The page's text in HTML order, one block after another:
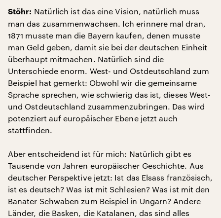
Stöhr: Natürlich ist das eine Vision, natürlich muss
man das zusammenwachsen. Ich erinnere mal dran,
1871 musste man die Bayern kaufen, denen musste
man Geld geben, damit sie bei der deutschen Einheit
überhaupt mitmachen. Natürlich sind die
Unterschiede enorm. West- und Ostdeutschland zum
Beispiel hat gemerkt: Obwohl wir die gemeinsame
Sprache sprechen, wie schwierig das ist, dieses West-
und Ostdeutschland zusammenzubringen. Das wird
potenziert auf europäischer Ebene jetzt auch
stattfinden.
Aber entscheidend ist für mich: Natürlich gibt es
Tausende von Jahren europäischer Geschichte. Aus
deutscher Perspektive jetzt: Ist das Elsass französisch,
ist es deutsch? Was ist mit Schlesien? Was ist mit den
Banater Schwaben zum Beispiel in Ungarn? Andere
Länder, die Basken, die Katalanen, das sind alles